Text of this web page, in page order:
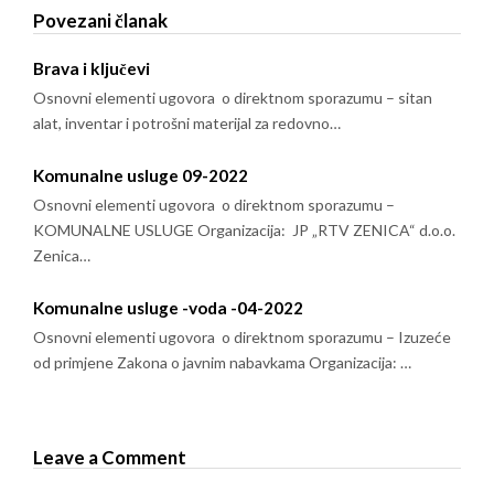
Povezani članak
Brava i ključevi
Osnovni elementi ugovora o direktnom sporazumu – sitan
alat, inventar i potrošni materijal za redovno…
Komunalne usluge 09-2022
Osnovni elementi ugovora o direktnom sporazumu –
KOMUNALNE USLUGE Organizacija: JP „RTV ZENICA“ d.o.o.
Zenica…
Komunalne usluge -voda -04-2022
Osnovni elementi ugovora o direktnom sporazumu – Izuzeće
od primjene Zakona o javnim nabavkama Organizacija: …
Leave a Comment